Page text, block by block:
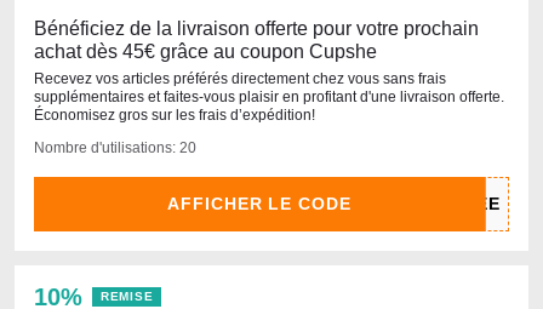
Bénéficiez de la livraison offerte pour votre prochain
achat dès 45€ grâce au coupon Cupshe
Recevez vos articles préférés directement chez vous sans frais
supplémentaires et faites-vous plaisir en profitant d'une livraison offerte.
Économisez gros sur les frais d’expédition!
Nombre d'utilisations: 20
AFFICHER LE CODE
10% REMISE